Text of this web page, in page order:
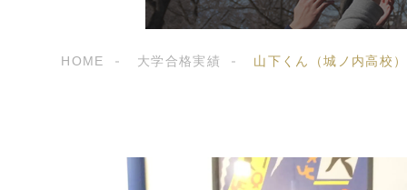
HOME 大学合格実績 山下くん（城ノ内高校）